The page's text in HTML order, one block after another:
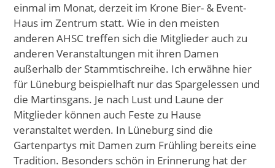
einmal im Monat, derzeit im Krone Bier- & Event-
Haus im Zentrum statt. Wie in den meisten
anderen AHSC treffen sich die Mitglieder auch zu
anderen Veranstaltungen mit ihren Damen
außerhalb der Stammtischreihe. Ich erwähne hier
für Lüneburg beispielhaft nur das Spargelessen und
die Martinsgans. Je nach Lust und Laune der
Mitglieder können auch Feste zu Hause
veranstaltet werden. In Lüneburg sind die
Gartenpartys mit Damen zum Frühling bereits eine
Tradition. Besonders schön in Erinnerung hat der